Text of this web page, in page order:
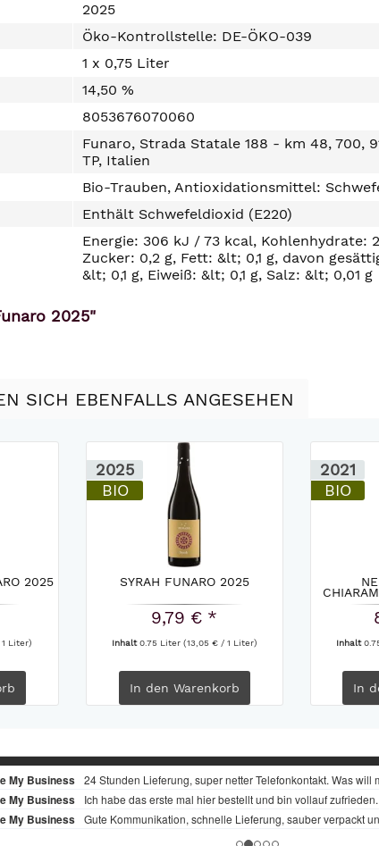
2025
Öko-Kontrollstelle: DE-ÖKO-039
1 x 0,75 Liter
14,50 %
8053676070060
Funaro, Strada Statale 188 - km 48, 700,
TP, Italien
Bio-Trauben, Antioxidationsmittel:
Enthält Schwefeldioxid (E220)
Energie: 306 kJ / 73 kcal, Kohlenhydrate:
Zucker: 0,2 g, Fett: &lt; 0,1 g, davon
&lt; 0,1 g, Eiweiß: &lt; 0,1 g, Salz: &lt; 0,01 g
2025"
SICH EBENFALLS ANGESEHEN
2025
1 Liter)
2025
BIO
SYRAH FUNARO 2025
9,79 € *
Inhalt0.75 Liter (13,05 € / 1 Liter)
In den Warenkorb
2021
BIO
Inhalt
In